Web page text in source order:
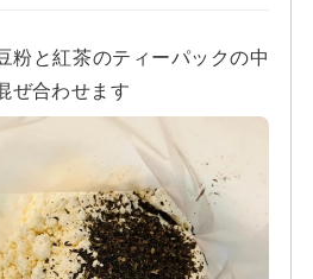
粉と紅茶のティーパックの中
ぜ合わせます